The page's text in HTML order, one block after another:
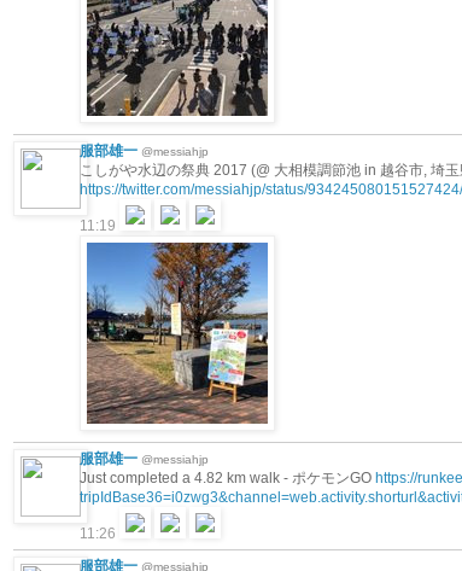
服部雄一 @messiahjp
こしがや水辺の祭典 2017 (@ 大相模調節池 in 越谷市, 埼
https://twitter.com/messiahjp/status/
11:19
服部雄一 @messiahjp
Just completed a 4.82 km walk - ポケモンGO https://
11:26
服部雄一 @messiahjp